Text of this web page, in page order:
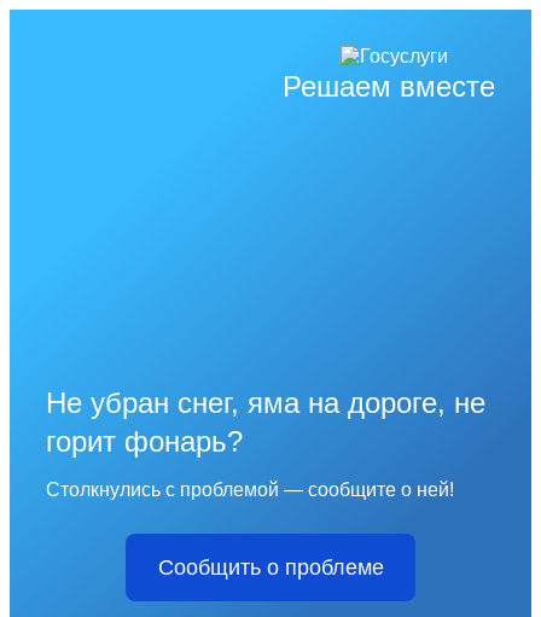
Решаем вместе
Не убран снег, яма на дороге, не
горит фонарь?
Столкнулись с проблемой — сообщите о ней!
Сообщить о проблеме